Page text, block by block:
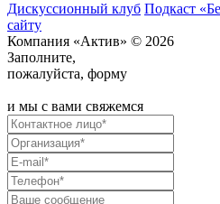
Дискуссионный клуб Подкаст
сайту
Компания «Актив» © 2026
Заполните,
пожалуйста, форму
и мы с вами свяжемся